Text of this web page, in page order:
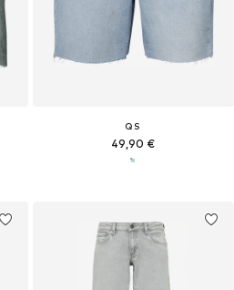
QS
49,90 €